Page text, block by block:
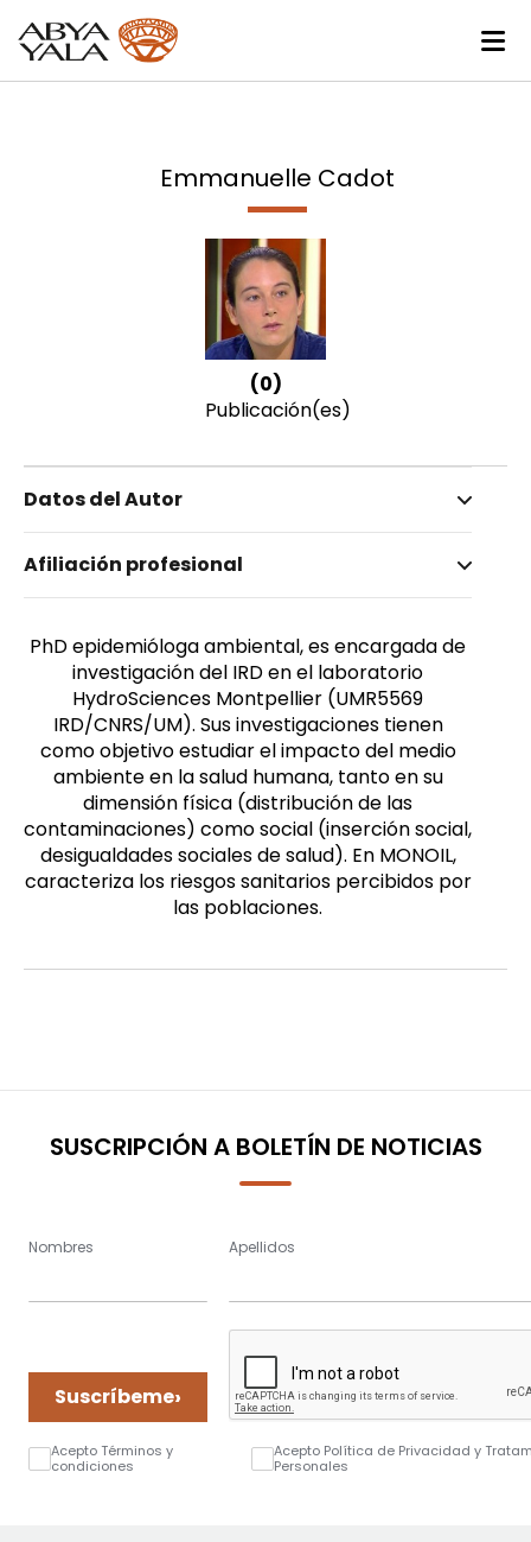
Emmanuelle Cadot
(0)
Publicación(es)
Datos del Autor
Cadot, Emmanuelle
Femenino
Afiliación profesional
PhD epidemióloga ambiental, es encargada de
investigación del IRD en el laboratorio
HydroSciences Montpellier (UMR5569
IRD/CNRS/UM). Sus investigaciones tienen
como objetivo estudiar el impacto del medio
ambiente en la salud humana, tanto en su
dimensión física (distribución de las
contaminaciones) como social (inserción social,
desigualdades sociales de salud). En MONOIL,
caracteriza los riesgos sanitarios percibidos por
las poblaciones.
SUSCRIPCIÓN A BOLETÍN DE NOTICIAS
Nombres Apellidos
Suscríbeme›
Acepto Términos y
condiciones
Acepto Política de Privacidad y
Personales